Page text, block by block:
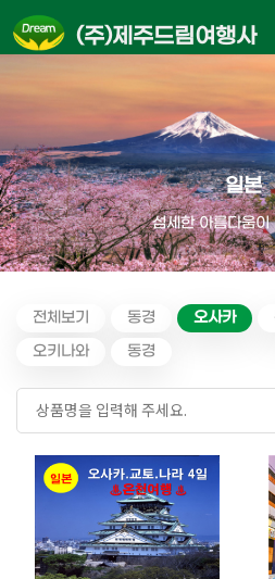
(주)제주드림여행사
일본
섬세한 아름다움이
전체보기 동경 오사카
오키나와
동경